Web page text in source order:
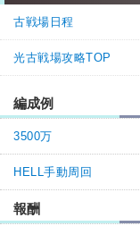
古戦場日程
光古戦場攻略TOP
編成例
3500万
HELL手動周回
報酬